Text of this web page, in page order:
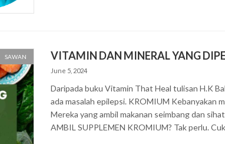
SAWAN VITAMIN DAN MINERAL YANG
June 5, 2024
Daripada buku Vitamin That Heal tulisan H.K
ada masalah epilepsi. KROMIUM Kebanyakan
Mereka yang ambil makanan seimbang dan
AMBIL SUPPLEMEN KROMIUM? Tak perlu.